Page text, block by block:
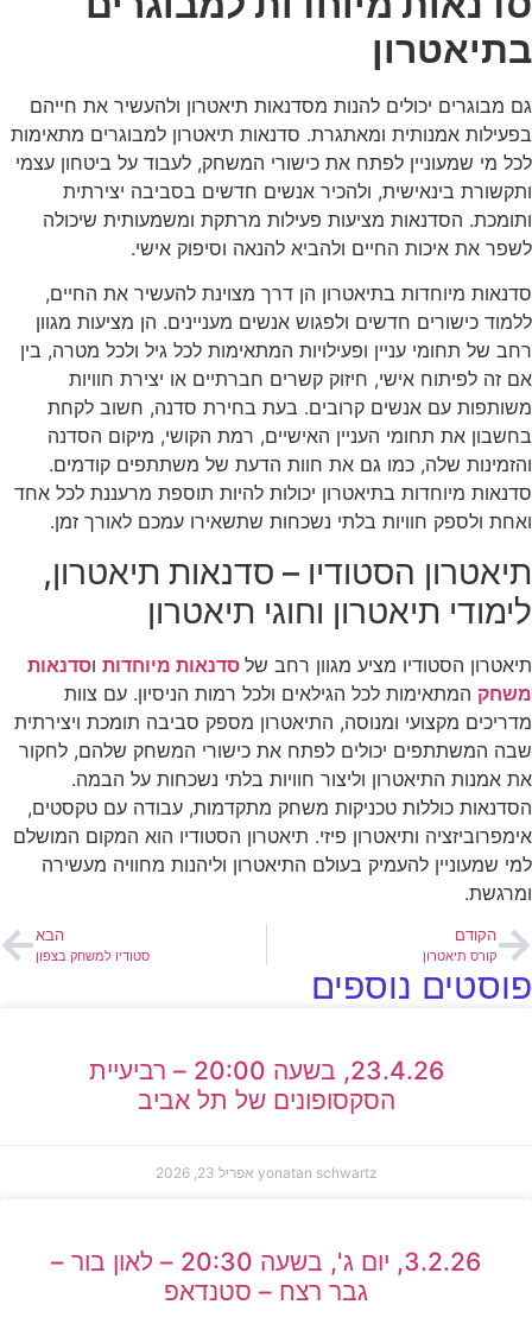
בתיאטרון
גם מבוגרים יכולים להנות מסדנאות תיאטרון ולהעשיר את חייהם
בפעילות אמנותית ומאתגרת. סדנאות תיאטרון למבוגרים מתאימות
לכל מי שמעוניין לפתח את כישורי המשחק, לעבוד על ביטחון עצמי
ותקשורת בינאישית, ולהכיר אנשים חדשים בסביבה יצירתית
ותומכת. הסדנאות מציעות פעילות מרתקת ומשמעותית שיכולה
לשפר את איכות החיים ולהביא להנאה וסיפוק אישי.
סדנאות מיוחדות בתיאטרון הן דרך מצוינת להעשיר את החיים,
ללמוד כישורים חדשים ולפגוש אנשים מעניינים. הן מציעות מגוון
רחב של תחומי עניין ופעילויות המתאימות לכל גיל ולכל מטרה, בין
אם זה לפיתוח אישי, חיזוק קשרים חברתיים או יצירת חוויות
משותפות עם אנשים קרובים. בעת בחירת סדנה, חשוב לקחת
בחשבון את תחומי העניין האישיים, רמת הקושי, מיקום הסדנה
והזמינות שלה, כמו גם את חוות הדעת של משתתפים קודמים.
סדנאות מיוחדות בתיאטרון יכולות להיות תוספת מרעננת לכל אחד
ואחת ולספק חוויות בלתי נשכחות שתשאירו עמכם לאורך זמן.
תיאטרון הסטודיו – סדנאות תיאטרון,
לימודי תיאטרון וחוגי תיאטרון
תיאטרון הסטודיו מציע מגוון רחב של סדנאות מיוחדות וסדנאות
משחק המתאימות לכל הגילאים ולכל רמות הניסיון. עם צוות
מדריכים מקצועי ומנוסה, התיאטרון מספק סביבה תומכת ויצירתית
שבה המשתתפים יכולים לפתח את כישורי המשחק שלהם, לחקור
את אמנות התיאטרון וליצור חוויות בלתי נשכחות על הבמה.
הסדנאות כוללות טכניקות משחק מתקדמות, עבודה עם טקסטים,
אימפרוביזציה ותיאטרון פיזי. תיאטרון הסטודיו הוא המקום המושלם
למי שמעוניין להעמיק בעולם התיאטרון וליהנות מחוויה מעשירה
ומרגשת.
הקודם
קורס תיאטרון
הבא
סטודיו למשחק בצפון
פוסטים נוספים
23.4.26, בשעה 20:00 – רביעיית
הסקסופונים של תל אביב
yonatan schwartz אפריל 23, 2026
3.2.26, יום ג', בשעה 20:30 – לאון בור –
גבר רצח – סטנדאפ